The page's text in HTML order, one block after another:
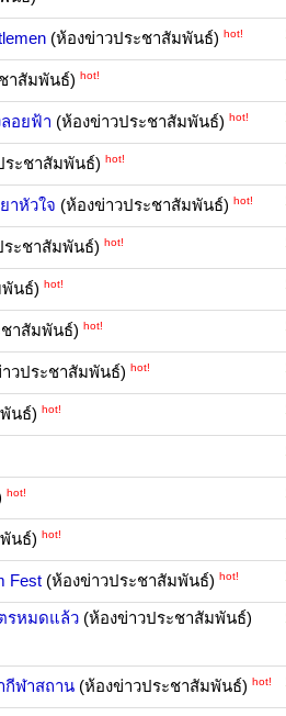
(ห้องข่าวประชาสัมพันธ์) hot!
าสัมพันธ์) hot!
อยฟ้า (ห้องข่าวประชาสัมพันธ์) hot!
ระชาสัมพันธ์) hot!
าหัวใจ (ห้องข่าวประชาสัมพันธ์) hot!
ระชาสัมพันธ์) hot!
นธ์) hot!
าสัมพันธ์) hot!
วประชาสัมพันธ์) hot!
นธ์) hot!
hot!
นธ์) hot!
Fest (ห้องข่าวประชาสัมพันธ์) hot!
รหมดแล้ว (ห้องข่าวประชาสัมพันธ์)
กีฬาสถาน (ห้องข่าวประชาสัมพันธ์) hot!